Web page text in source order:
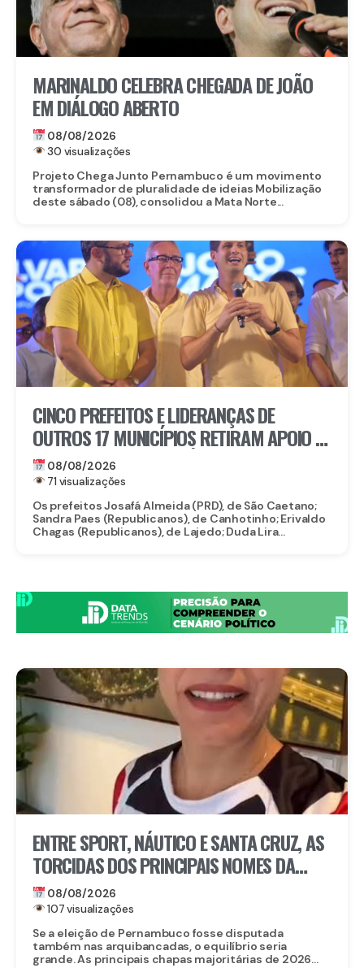
MARINALDO CELEBRA CHEGADA DE JOÃO
EM DIÁLOGO ABERTO
08/08/2026
30 visualizações
Projeto Chega Junto Pernambuco é um movimento
transformador de pluralidade de ideias Mobilização
deste sábado (08), consolidou a Mata Norte...
CINCO PREFEITOS E LIDERANÇAS DE
OUTROS 17 MUNICÍPIOS RETIRAM APOIO À
CANDIDATURA DE MARÍLIA ARRAES
08/08/2026
71 visualizações
Os prefeitos Josafá Almeida (PRD), de São Caetano;
Sandra Paes (Republicanos), de Canhotinho; Erivaldo
Chagas (Republicanos), de Lajedo; Duda Lira...
ENTRE SPORT, NÁUTICO E SANTA CRUZ, AS
TORCIDAS DOS PRINCIPAIS NOMES DA
ELEIÇÃO EM PERNAMBUCO
08/08/2026
107 visualizações
Se a eleição de Pernambuco fosse disputada
também nas arquibancadas, o equilíbrio seria
grande. As principais chapas majoritárias de 2026...